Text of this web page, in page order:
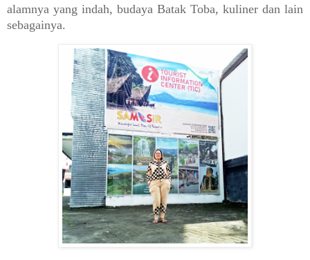
alamnya yang indah, budaya Batak Toba, kuliner dan lain
sebagainya.